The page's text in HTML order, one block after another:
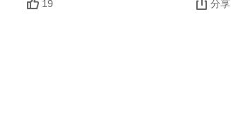
19 分享